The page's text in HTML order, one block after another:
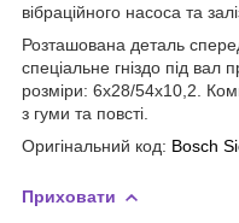
вібраційного насоса та
Розташована деталь
спеціальне гніздо під вал
розміри: 6x28/54x10,2.
з гуми та повсті.
Оригінальний код: Bosch
Приховати